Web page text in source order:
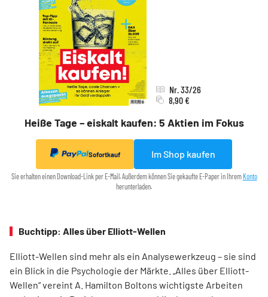
Heiße Tage – eiskalt kaufen: 5 Aktien im Fokus
Nr. 33/26
8,90 €
Sofortkauf Im Shop kaufen
Sie erhalten einen Download-Link per E-Mail. Außerdem können Sie gekaufte E-Paper in Ihrem Konto
herunterladen.
Buchtipp: Alles über Elliott-Wellen
Elliott-Wellen sind mehr als ein Analysewerkzeug – sie sind
ein Blick in die Psychologie der Märkte. „Alles über Elliott-
Wellen“ vereint A. Hamilton Boltons wichtigste Arbeiten